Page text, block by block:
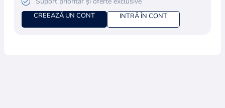
CREEAZĂ UN CONT INTRĂ ÎN CONT